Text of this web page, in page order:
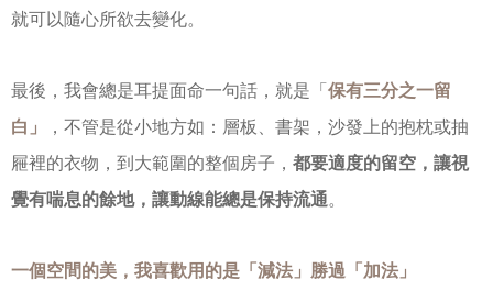
就可以隨心所欲去變化。
最後，我會總是耳提面命一句話，就是「 保有三分之一留
白」
，不管是從小地方如：層板、書架，沙發上的抱枕或抽
屜裡的衣物，到大範圍的整個房子， 都要適度的留空，讓視
覺有喘息的餘地，讓動線能總是保持流通。
一個空間的美，我喜歡用的是「減法」勝過「加法」